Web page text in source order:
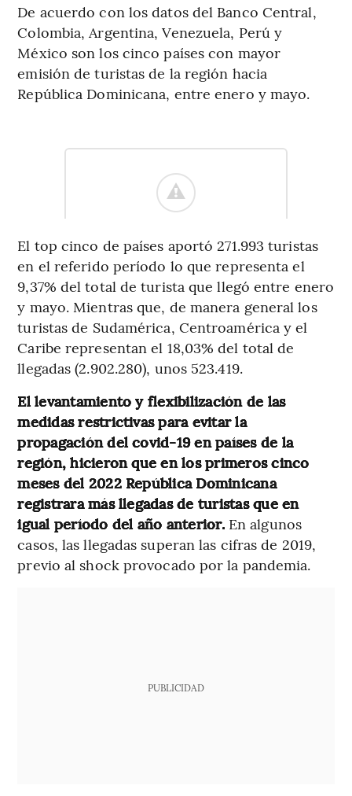
De acuerdo con los datos del Banco Central,
Colombia, Argentina, Venezuela, Perú y
México son los cinco países con mayor
emisión de turistas de la región hacia
República Dominicana, entre enero y mayo.
El top cinco de países aportó 271.993 turistas
en el referido período lo que representa el
9,37% del total de turista que llegó entre enero
y mayo. Mientras que, de manera general los
turistas de Sudamérica, Centroamérica y el
Caribe representan el 18,03% del total de
llegadas (2.902.280), unos 523.419.
El levantamiento y flexibilización de las
medidas restrictivas para evitar la
propagación del covid-19 en países de la
región, hicieron que en los primeros cinco
meses del 2022 República Dominicana
registrara más llegadas de turistas que en
igual período del año anterior.En algunos
casos, las llegadas superan las cifras de 2019,
previo al shock provocado por la pandemia.
PUBLICIDAD